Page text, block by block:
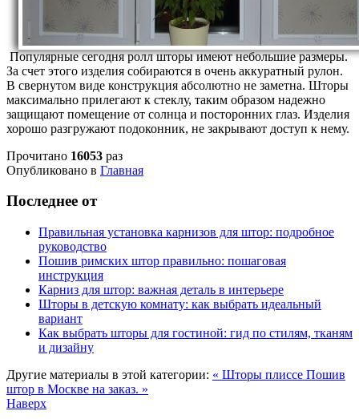
Популярные сегодня ролл шторы имеют небольшие размеры.
За счет этого изделия собираются в очень аккуратный рулон.
В свернутом виде конструкция абсолютно не заметна. Шторы
максимально прилегают к стеклу, таким образом надежно
защищают помещение от солнца и посторонних глаз. Изделия
хорошо разгружают подоконник, не закрывают доступ к нему.
Прочитано 16053 раз
Опубликовано в Главная
Последнее от
Правильная установка карнизов для штор: подробное
руководство
Пошив римских штор правильно: пошаговая
инструкция
Карниз для штор: важная деталь в интерьере
Шторы в детскую комнату: как выбрать идеальный
вариант
Как выбрать шторы для гостиной: гид по стилям, тканям
и дизайну
Другие материалы в этой категории: « Шторы плиссе Пошив
штор в Москве на заказ. »
Наверх